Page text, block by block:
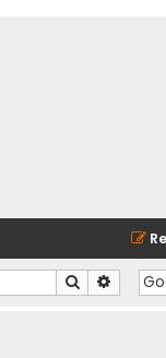
Hledat